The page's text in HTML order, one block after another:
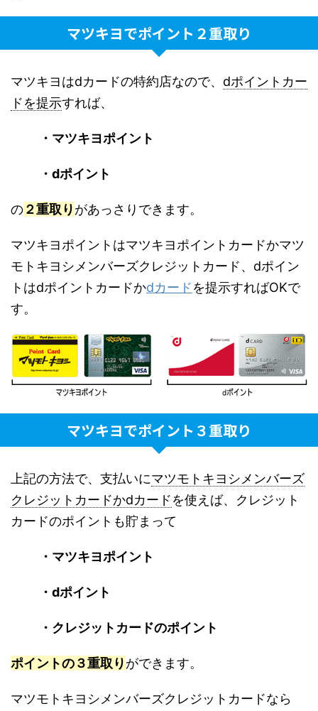
マツキヨでポイント２重取り
マツキヨはdカードの特約店なので、 dポイントカー
ドを提示すれば、
・マツキヨポイント
・dポイント
の２重取りがあっさりできます。
マツキヨポイントはマツキヨポイントカードかマツ
モトキヨシメンバーズクレジットカード、dポイン
トはdポイントカードかdカードを提示すればOKで
す。
マツキヨでポイント３重取り
上記の方法で、支払いにマツモトキヨシメンバーズ
クレジットカードかdカードを使えば、クレジット
カードのポイントも貯まって
・マツキヨポイント
・dポイント
・クレジットカードのポイント
ポイントの３重取りができます。
マツモトキヨシメンバーズクレジットカードなら